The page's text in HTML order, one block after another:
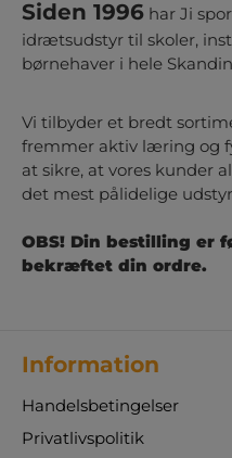
Siden 1996 har Ji
idrætsudstyr til skoler,
børnehaver i hele
Vi tilbyder et bredt
fremmer aktiv læring og
at sikre, at vores kunder
det mest pålidelige
OBS! Din bestilling er
bekræftet din ordre.
Information
Handelsbetingelser
Privatlivspolitik